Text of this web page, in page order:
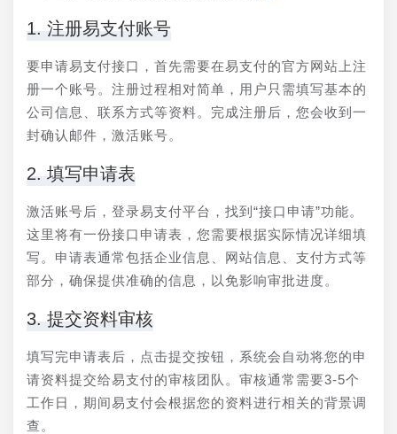
1. 注册易支付账号
要申请易支付接口，首先需要在易支付的官方网站上注
册一个账号。注册过程相对简单，用户只需填写基本的
公司信息、联系方式等资料。完成注册后，您会收到一
封确认邮件，激活账号。
2. 填写申请表
激活账号后，登录易支付平台，找到“接口申请”功能。
这里将有一份接口申请表，您需要根据实际情况详细填
写。申请表通常包括企业信息、网站信息、支付方式等
部分，确保提供准确的信息，以免影响审批进度。
3. 提交资料审核
填写完申请表后，点击提交按钮，系统会自动将您的申
请资料提交给易支付的审核团队。审核通常需要3-5个
工作日，期间易支付会根据您的资料进行相关的背景调
查。